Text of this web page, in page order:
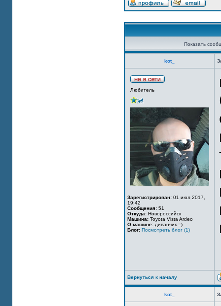
Показать
kot_
Любитель
Зарегистрирован: 01 июл 2017,
19:42
Сообщения: 51
Откуда: Новороссийск
Машина: Toyota Vista Ardeo
О машине: диванчик =)
Блог: Посмотреть блог (1)
Вернуться к началу
kot_